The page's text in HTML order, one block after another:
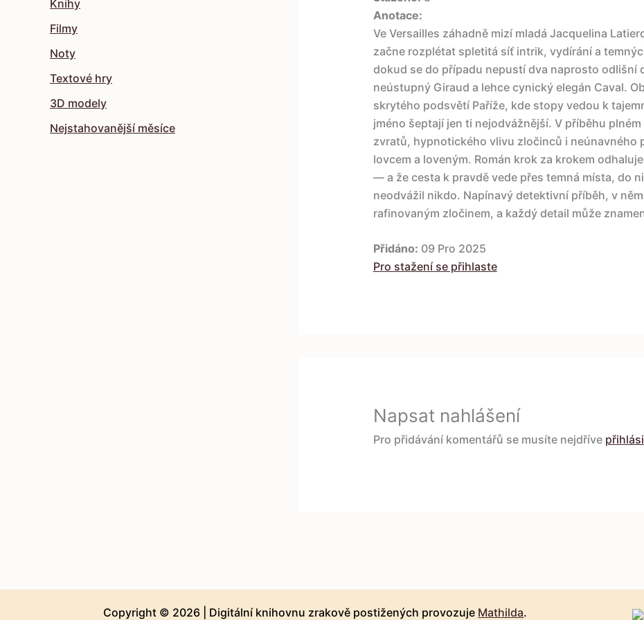
Knihy
Filmy
Noty
Textové hry
3D modely
Nejstahovanější měsíce
Anotace:
Ve Versailles záhadně mizí mladá Jacquelina
začne rozplétat spletitá síť intrik, vydírání a
dokud se do případu nepustí dva naprosto odlišní
neústupný Giraud a lehce cynický elegán Caval.
skrytého podsvětí Paříže, kde stopy vedou k
jméno šeptají jen ti nejodvážnější. V příběhu
zvratů, hypnotického vlivu zločinců i neúnavného
lovcem a loveným. Román krok za krokem
— a že cesta k pravdě vede přes temná místa, do
neodvážil nikdo. Napínavý detektivní příběh, v
rafinovaným zločinem, a každý detail může
Přidáno: 09 Pro 2025
Pro stažení se přihlaste
Napsat nahlášení
Pro přidávání komentářů se musíte nejdříve
Copyright © 2026 | Digitální knihovnu zrakově postižených provozuje Mathilda.